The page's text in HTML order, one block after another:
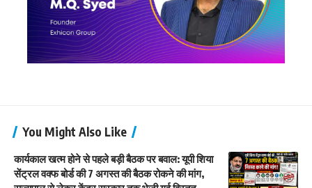
You Might Also Like
कार्यकाल खत्म होने से पहले बड़ी बैठक पर बवाल: यूपी शिया
सेंट्रल वक्फ बोर्ड की 7 अगस्त की बैठक रोकने की मांग,